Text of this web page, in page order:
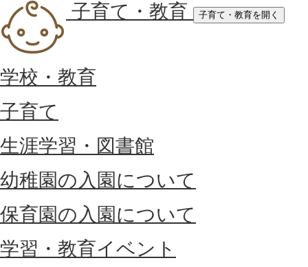
子育て・教育
子育て・教育を開く
学校・教育
子育て
生涯学習・図書館
幼稚園の入園について
保育園の入園について
学習・教育イベント